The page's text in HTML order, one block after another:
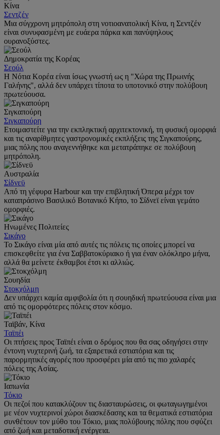
Κίνα
Σεντζέν
Μια σύγχρονη μητρόπολη στη νοτιοανατολική Κίνα, η Σεντζέν
είναι συνυφασμένη με ευάερα πάρκα και πανύψηλους
ουρανοξύστες.
Δημοκρατία της Κορέας
Σεούλ
Η Νότια Κορέα είναι ίσως γνωστή ως η "Χώρα της Πρωινής
Γαλήνης", αλλά δεν υπάρχει τίποτα το υποτονικό στην πολύβουη
πρωτεύουσα.
Σιγκαπούρη
Σιγκαπούρη
Ετοιμαστείτε για την εκπληκτική αρχιτεκτονική, τη φυσική ομορφιά
και τις αναρίθμητες γαστρονομικές εκπλήξεις της Σιγκαπούρης,
μιας πόλης που αναγεννήθηκε και μετατράπηκε σε πολύβουη
μητρόπολη.
Αυστραλία
Σίδνεϋ
Από τη γέφυρα Harbour και την επιβλητική Όπερα μέχρι τον
καταπράσινο Βασιλικό Βοτανικό Κήπο, το Σίδνεϊ είναι γεμάτο
ομορφιές.
Ηνωμένες Πολιτείες
Σικάγο
Το Σικάγο είναι μία από αυτές τις πόλεις τις οποίες μπορεί να
επισκεφθείτε για ένα Σαββατοκύριακο ή για έναν ολόκληρο μήνα,
αλλά θα μείνετε έκθαμβοι έτσι κι αλλιώς.
Σουηδία
Στοκχόλμη
Δεν υπάρχει καμία αμφιβολία ότι η σουηδική πρωτεύουσα είναι μια
από τις ομορφότερες πόλεις στον κόσμο.
Ταϊβάν, Κίνα
Ταϊπέι
Οι πτήσεις προς Ταϊπέι είναι ο δρόμος που θα σας οδηγήσει στην
έντονη νυχτερινή ζωή, τα εξαιρετικά εστιατόρια και τις
παρορμητικές αγορές που προσφέρει μία από τις πιο χαλαρές
πόλεις της Ασίας.
Ιαπωνία
Τόκιο
Οι πεζοί που κατακλύζουν τις διασταυρώσεις, οι φωταγωγημένοι
με νέον νυχτερινοί χώροι διασκέδασης και τα θεματικά εστιατόρια
συνθέτουν τον μύθο του Τόκιο, μιας πολύβουης πόλης που σφύζει
από ζωή και μεταδοτική ενέργεια.